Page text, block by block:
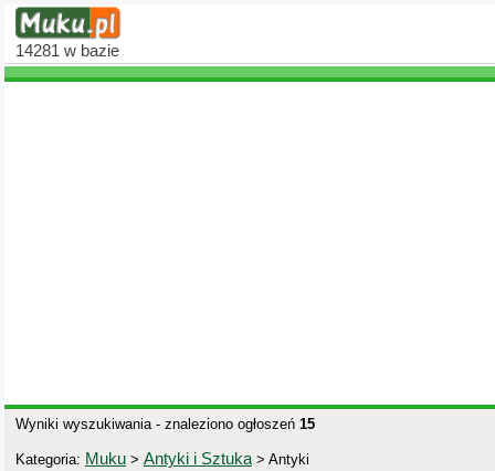
14281 w bazie
Wyniki wyszukiwania - znaleziono ogłoszeń 15
Kategoria: Muku > Antyki i Sztuka> Antyki